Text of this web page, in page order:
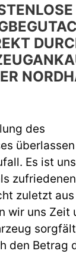
des
Es ist
zuletzt
wir uns Zeit
den Betrag